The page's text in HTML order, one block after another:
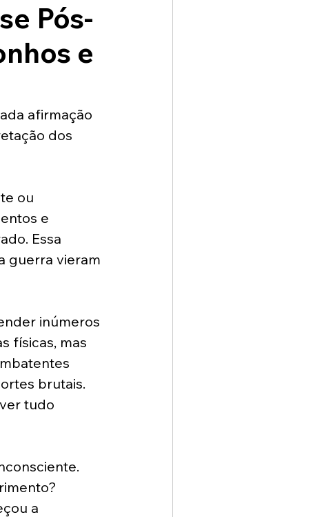
Pós-
e
afirmação
dos
ou
e
Essa
guerra vieram
inúmeros
físicas, mas
brutais.
tudo
a